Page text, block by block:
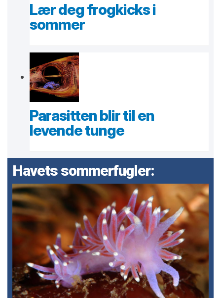
Lær deg frogkicks i
sommer
Parasitten blir til en
levende tunge
Havets sommerfugler: